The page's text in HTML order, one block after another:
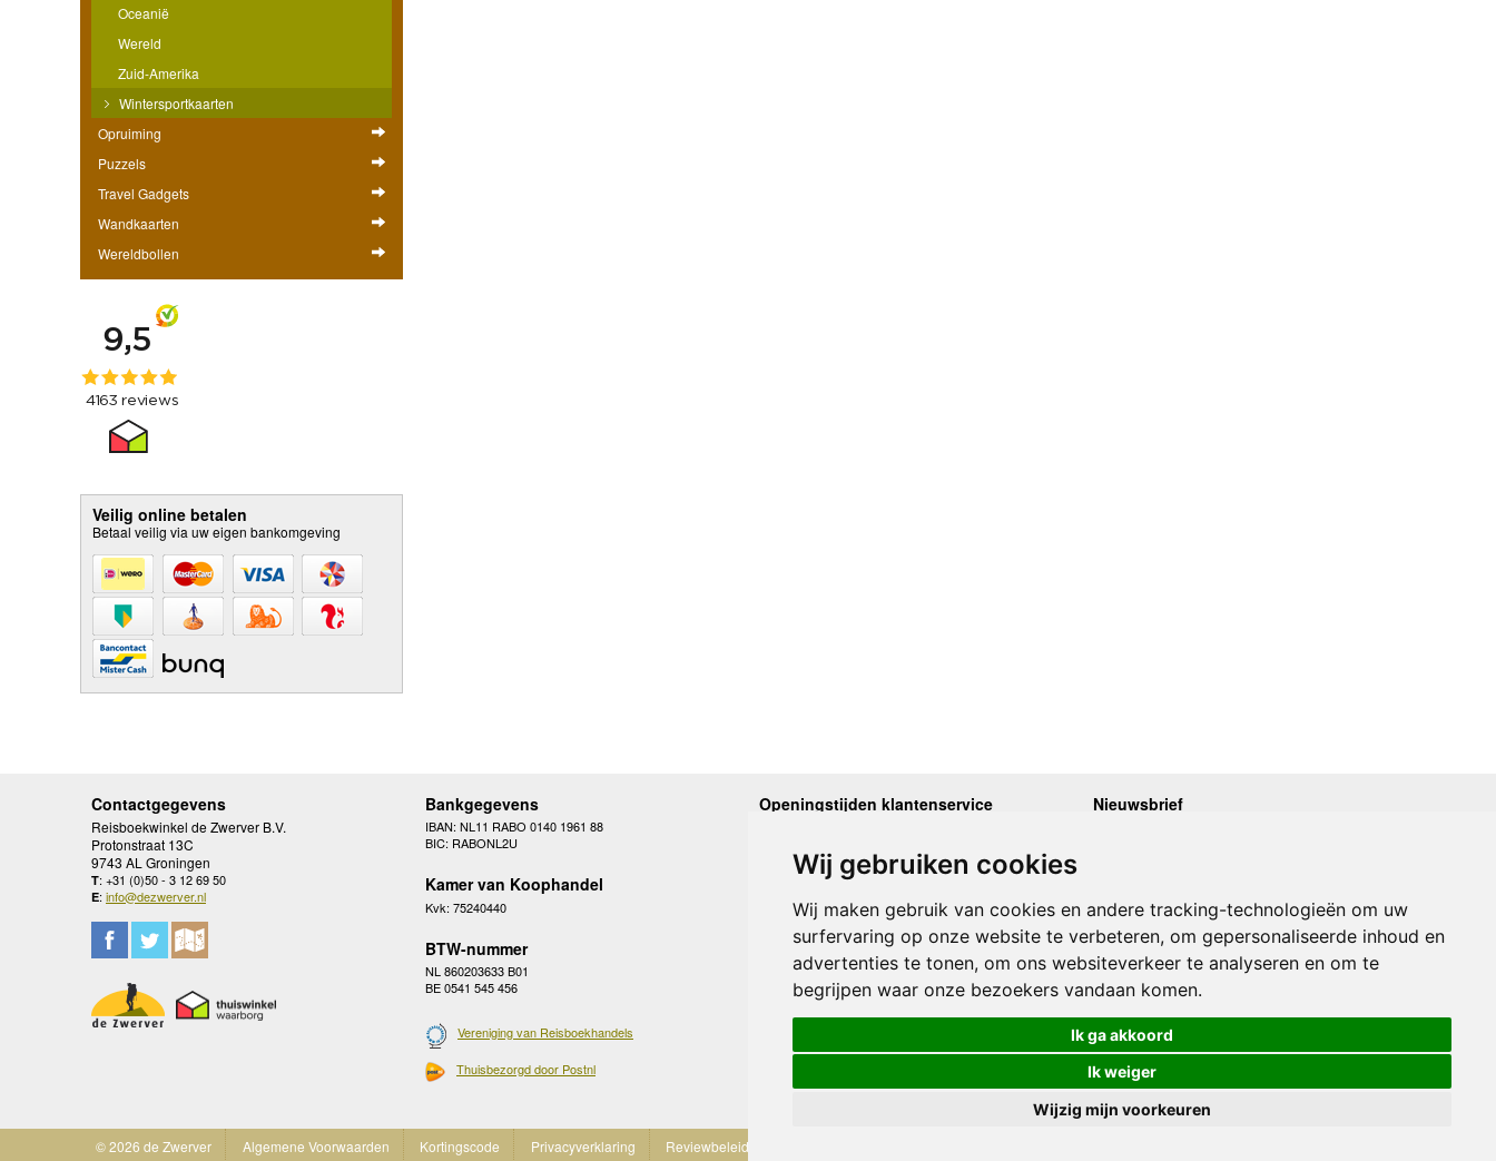
Wij gebruiken cookies
Wij maken gebruik van cookies en andere tracking-technologieën om uw
surfervaring op onze website te verbeteren, om gepersonaliseerde inhoud en
advertenties te tonen, om ons websiteverkeer te analyseren en om te
begrijpen waar onze bezoekers vandaan komen.
Ik ga akkoord
Ik weiger
Wijzig mijn voorkeuren
Oceanië
Wereld
Zuid-Amerika
Wintersportkaarten
Opruiming
Puzzels
Travel Gadgets
Wandkaarten
Wereldbollen
Veilig online betalen
Betaal veilig via uw eigen bankomgeving
Contactgegevens
Reisboekwinkel de Zwerver B.V.
Protonstraat 13C
9743 AL Groningen
T: +31 (0)50 - 3 12 69 50
E: info@dezwerver.nl
Bankgegevens
IBAN: NL11 RABO 0140 1961 88
BIC: RABONL2U
Kamer van Koophandel
Kvk: 75240440
BTW-nummer
NL 860203633 B01
BE 0541 545 456
Vereniging van Reisboekhandels
Thuisbezorgd door Postnl
Openingstijden klantenservice
Woensdag
10.00 - 12.30 en 13.30 - 17.00
Donderdag
Vrijdag
10.00 - 12.30 en 13.30 - 17.00
Zaterdag
gesloten
Zondag
gesloten
Nieuwsbrief
Onze laatste Nieuwsbrief
Inschrijven
© 2026 de Zwerver Algemene Voorwaarden Kortingscode Privacyverklaring Reviewbeleid